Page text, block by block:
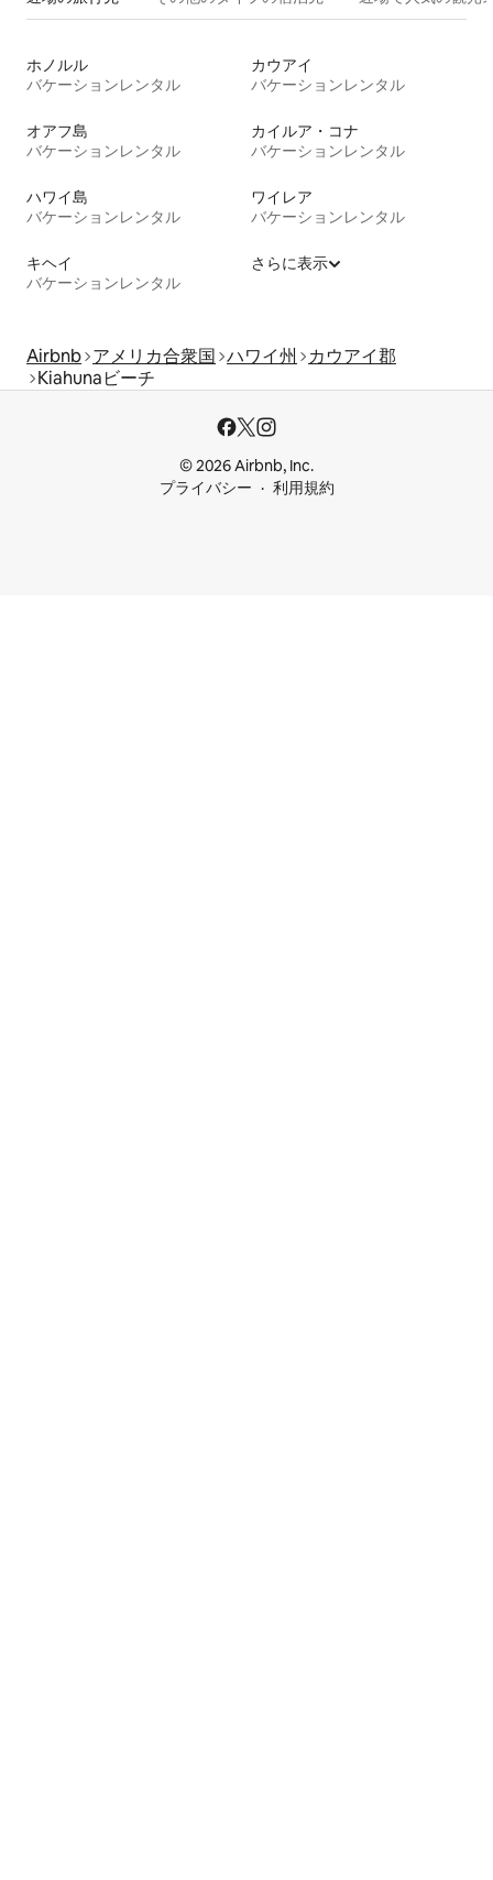
ホノルル
バケーションレンタル
カウアイ
バケーションレンタル
オアフ島
バケーションレンタル
カイルア・コナ
バケーションレンタル
ハワイ島
バケーションレンタル
ワイレア
バケーションレンタル
キヘイ
バケーションレンタル
さらに表示
Airbnb アメリカ合衆国 ハワイ州
カウアイ郡
Kiahunaビーチ
© 2026 Airbnb, Inc.
プライバシー
利用規約